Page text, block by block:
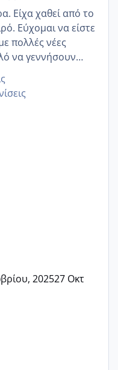
Είχα χαθεί από το
Εύχομαι να είστε
πολλές νέες
να γεννήσουν
Να πάρουν
τους
202527 Οκτ